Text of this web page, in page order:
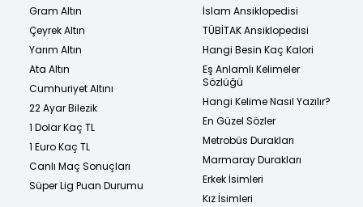
Gram Altın
Çeyrek Altın
Yarım Altın
Ata Altın
Cumhuriyet Altını
22 Ayar Bilezik
1 Dolar Kaç TL
1 Euro Kaç TL
Canlı Maç Sonuçları
Süper Lig Puan Durumu
İslam Ansiklopedisi
TÜBİTAK Ansiklopedisi
Hangi Besin Kaç Kalori
Eş Anlamlı Kelimeler
Sözlüğü
Hangi Kelime Nasıl Yazılır?
En Güzel Sözler
Metrobüs Durakları
Marmaray Durakları
Erkek İsimleri
Kız İsimleri